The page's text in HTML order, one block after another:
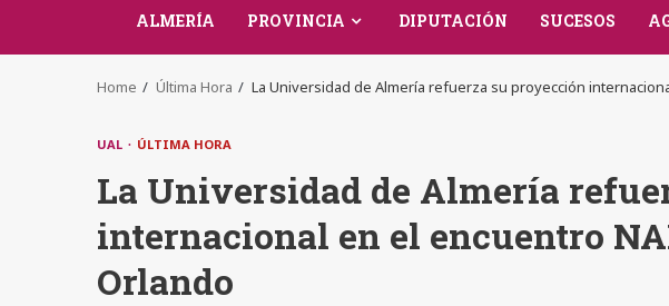
ALMERÍA PROVINCIA DIPUTACIÓN SUCESOS
Home Última Hora La Universidad de Almería refuerza su proyección
UAL ÚLTIMA HORA
La Universidad de Almería
internacional en el encuentro
Orlando